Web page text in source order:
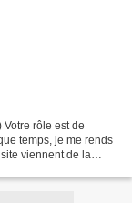
Votre rôle est de
temps, je me rends
viennent de la